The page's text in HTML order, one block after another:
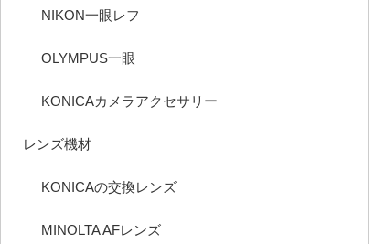
NIKON一眼レフ
OLYMPUS一眼
KONICAカメラアクセサリー
レンズ機材
KONICAの交換レンズ
MINOLTA AFレンズ